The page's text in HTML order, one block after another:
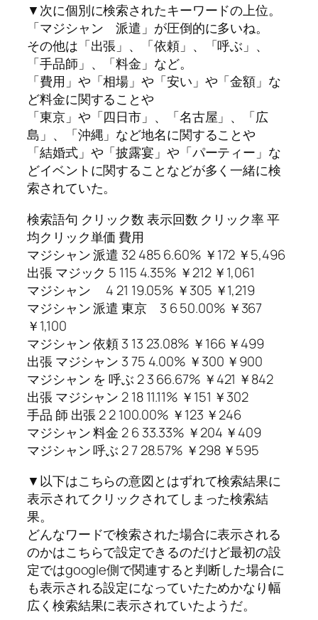
▼次に個別に検索されたキーワードの上位。
「マジシャン 派遣」が圧倒的に多いね。
その他は「出張」、「依頼」、「呼ぶ」、
「手品師」、「料金」など。
「費用」や「相場」や「安い」や「金額」な
ど料金に関することや
「東京」や「四日市」、「名古屋」、「広
島」、「沖縄」など地名に関することや
「結婚式」や「披露宴」や「パーティー」な
どイベントに関することなどが多く一緒に検
索されていた。
検索語句 クリック数 表示回数 クリック率 平
均クリック単価 費用
マジシャン 派遣 32 485 6.60% ￥172 ￥5,496
出張 マジック 5 115 4.35% ￥212 ￥1,061
マジシャン 4 21 19.05% ￥305 ￥1,219
マジシャン 派遣 東京 3 6 50.00% ￥367
￥1,100
マジシャン 依頼 3 13 23.08% ￥166 ￥499
出張 マジシャン 3 75 4.00% ￥300 ￥900
マジシャン を 呼ぶ 2 3 66.67% ￥421 ￥842
出張 マジシャン 2 18 11.11% ￥151 ￥302
手品 師 出張 2 2 100.00% ￥123 ￥246
マジシャン 料金 2 6 33.33% ￥204 ￥409
マジシャン 呼ぶ 2 7 28.57% ￥298 ￥595
▼以下はこちらの意図とはずれて検索結果に
表示されてクリックされてしまった検索結
果。
どんなワードで検索された場合に表示される
のかはこちらで設定できるのだけど最初の設
定ではgoogle側で関連すると判断した場合に
も表示される設定になっていたためかなり幅
広く検索結果に表示されていたようだ。